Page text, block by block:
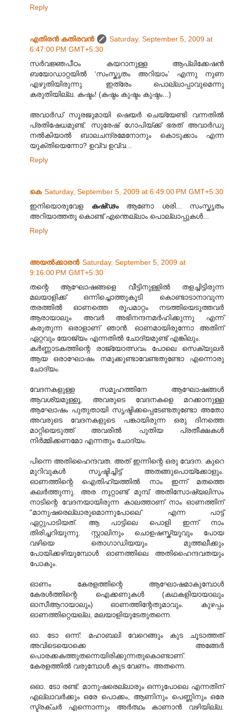
Reply
എതിരന്‍ കതിരവന്‍
Saturday, September 5, 2009 at
6:47:00 PM GMT+5:30
സർവജ്ഞപീഠം കയറാനുള്ള ആപ്ലിക്കേഷൻ
ബയോഡാറ്റയിൽ ‘സംസ്കൃതം അറിയാം’ എന്നു നുണ
എഴുതിയിരുന്നു. ഇത്രേം പൊല്ലാപ്പാവുമെന്നു
കരുതിയില്ല. കഷ്ടം! (കഷ്ഠം കുഷ്ടം കുഷ്ഠം...)
അവാർഡ് സൂരജുമായി ഷെയർ ചെയ്യേണ്ടി വന്നതിൽ
പ്രതിഷേധമുണ്ട്. സുരേഷ് ഗോപിയ്ക്ക് ഭരത് അവാർഡു
നൽകിയാൽ ബാലചന്ദ്രമേനോനും കൊടുക്കാം എന്ന
യുക്തിയെന്നോ? ഉവ്വ ഉവ്വ...
Reply
കെ Saturday, September 5, 2009 at 6:49:00 PM GMT+5:30
ഇനിയൊരുവേള കഷ്‍ഢം ആണോ ശരി... സംസ്കൃതം
അറിയാത്തതു കൊണ്ട് എന്തെല്ലാം പൊല്ലാപ്പുകള്‍...
Reply
അയല്‍ക്കാരന്‍ Saturday, September 5, 2009 at
9:16:00 PM GMT+5:30
തന്റെ ആഘോഷങ്ങളെ വീട്ടിനുള്ളില്‍ തളച്ചിട്ടിരുന്ന
മലയാളിക്ക് ഒന്നിച്ചൊത്തുകൂടി കൊണ്ടാടാനാവുന്ന
തരത്തില്‍ ഓണത്തെ രൂപമാറ്റം നടത്തിയെടുത്തവര്‍
ആരായാലും അവര്‍ അഭിനന്ദനമര്‍ഹിക്കുന്നു എന്ന്
കരുതുന്ന ഒരാളാണ് ഞാന്‍. ഓണമായിരുന്നോ അതിന്
ഏറ്റവും യോജ്യം എന്നതില്‍ ചോദ്യമുണ്ട് എങ്കിലും.
കര്‍ണ്ണാടകത്തിന്റെ രാജ്യോത്സവം പോലെ സെക്യുലര്‍
ആയ ഒരാഘോഷം നമുക്കുണ്ടാവേണ്ടതുണ്ടോ എന്നൊരു
ചോദ്യം.
വേദനകളുള്ള സമൂഹത്തിനേ ആഘോഷങ്ങള്‍
ആവശ്യമുള്ളൂ, അവരുടെ വേദനകളെ മറക്കാനുള്ള
ആഘോഷം പുതുതായി സൃഷ്ടിക്കപ്പെടേണ്ടതുണ്ടോ അതോ
അവരുടെ വേദനകളുടെ പങ്കായിരുന്ന ഒരു ദിനത്തെ
മാറ്റിയെടുത്ത് അവരില്‍ പുതിയ പ്രതീക്ഷകള്‍
നിര്‍മ്മിക്കണമോ എന്നതും ചോദ്യം.
പിന്നെ അതിഹൈന്ദവത. അത് ഇന്നിന്റെ ഒരു വേദന. കുറെ
മുറിവുകള്‍ സൃഷ്ടിച്ചിട്ട് അതങ്ങുപൊയ്ക്കോളും.
ഓണത്തിന്റെ ഐതിഹ്യത്തില്‍ നാം ഇന്ന് മതത്തെ
കലര്‍ത്തുന്നു. അര നൂറ്റാണ്ട് മുമ്പ് അതിസോഷ്യലിസം
നാടിന്റെ വേദനയായിരുന്ന കാലത്താണ് നാം ഓണത്തിന്
"മാനുഷരെല്ലാരുമൊന്നുപോലെ" എന്ന പാട്ട്
ഏറ്റുപാടിയത്. ആ പാട്ടിലെ പൊളി ഇന്ന് നാം
തിരിച്ചറിയുന്നു. സ്റ്റാലിനും ചൊഉഷസ്ക്യൂവും പോയ
വഴിയെ തൊഗാഡിയയും മുത്തലീക്കും
പോയിക്കഴിയുമ്പോള്‍ ഓണത്തിലെ അതിഹൈന്ദവതയും
പോകും.
ഓണം കേരളത്തിന്റെ ആഘോഷമാകുമ്പോള്‍
കേരള്‍ത്തിന്റെ ഐക്കണുകള്‍ (കഥകളിയായാലും
ഓ‌സീ‌ആറായാലും) ഓണത്തിന്റേതുമാവും. കുഴപ്പം
ഓണത്തിറ്റെയല്ല, മലയാളിയുടേതുതന്നെ.
ഓ. ടോ ഒന്ന്: മഹാബലി വേറെങ്ങും കുട ചൂടാത്തത്
അവിടെയൊക്കെ അങ്ങേര്‍
പൊരക്കകത്തുതന്നെയിരിക്കുന്നതുകൊണ്ടാണ്.
കേരളത്തില്‍ വരുമ്പോള്‍ കുട വേണം. അതന്നെ.
ഒഓ. ടോ രണ്ട്: മാനുഷരെല്ലാരും ഒന്നുപോലെ എന്നതിന്
എല്ലാവര്‍ക്കും ഒരേ പൊക്കം, ആണിനും പെണ്ണിനും ഒരേ
സ്ട്രക്‌ചര്‍ എന്നൊന്നും അര്‍ത്ഥം കാണാന്‍ വഴിയില്ല.